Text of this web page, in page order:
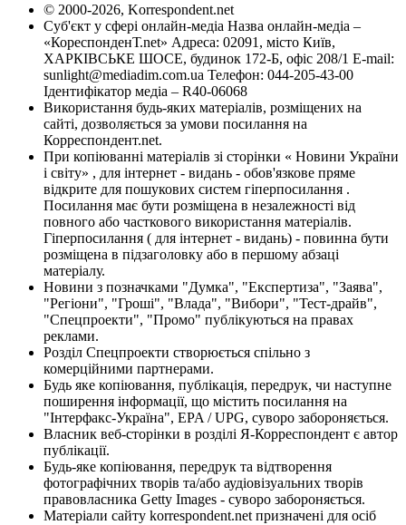
© 2000-2026, Korrespondent.net
Суб'єкт у сфері онлайн-медіа Назва онлайн-медіа –
«КореспонденТ.net» Адреса: 02091, місто Київ,
ХАРКІВСЬКЕ ШОСЕ, будинок 172-Б, офіс 208/1 E-mail:
sunlight@mediadim.com.ua Телефон: 044-205-43-00
Ідентифікатор медіа – R40-06068
Використання будь-яких матеріалів, розміщених на
сайті, дозволяється за умови посилання на
Корреспондент.net.
При копіюванні матеріалів зі сторінки « Новини України
і світу» , для інтернет - видань - обов'язкове пряме
відкрите для пошукових систем гіперпосилання .
Посилання має бути розміщена в незалежності від
повного або часткового використання матеріалів.
Гіперпосилання ( для інтернет - видань) - повинна бути
розміщена в підзаголовку або в першому абзаці
матеріалу.
Новини з позначками "Думка", "Експертиза", "Заява",
"Регіони", "Гроші", "Влада", "Вибори", "Тест-драйв",
"Спецпроекти", "Промо" публікуються на правах
реклами.
Розділ Спецпроекти створюється спільно з
комерційними партнерами.
Будь яке копіювання, публікація, передрук, чи наступне
поширення інформації, що містить посилання на
"Інтерфакс-Україна", EPA / UPG, суворо забороняється.
Власник веб-сторінки в розділі Я-Корреспондент є автор
публікації.
Будь-яке копіювання, передрук та відтворення
фотографічних творів та/або аудіовізуальних творів
правовласника Getty Images - суворо забороняється.
Матеріали сайту korrespondent.net призначені для осіб